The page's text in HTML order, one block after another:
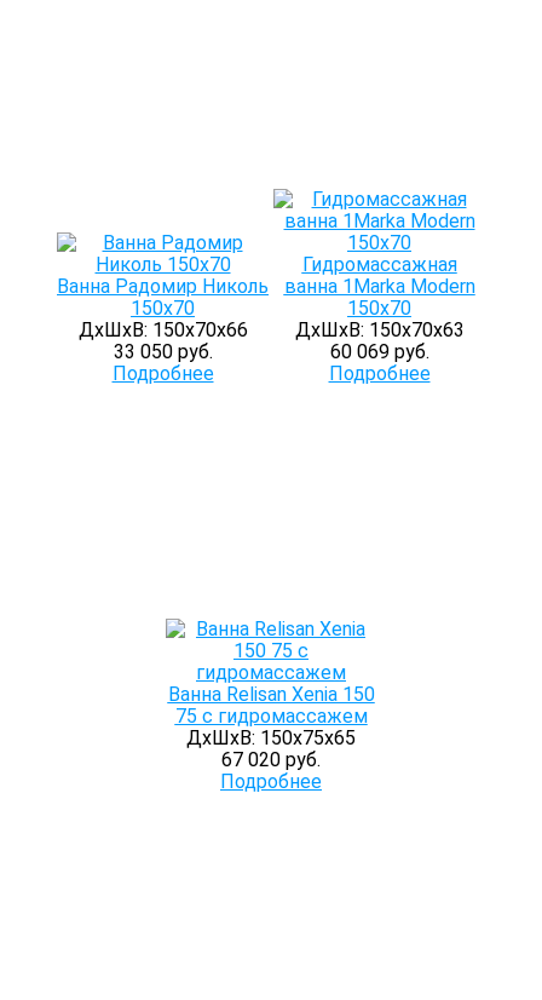
Ванна Радомир Николь
150x70
ДхШхВ: 150х70х66
33 050 руб.
Подробнее
Гидромассажная
ванна 1Marka Modern
150x70
ДхШхВ: 150х70х63
60 069 руб.
Подробнее
Ванна Relisan Xenia 150
75 с гидромассажем
ДхШхВ: 150х75х65
67 020 руб.
Подробнее